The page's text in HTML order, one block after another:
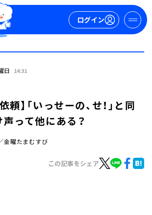
ログイン
日 14:31
頼】「いっせーの、せ！」と同
って他にある？
金曜たまむすび
この記事をシェア